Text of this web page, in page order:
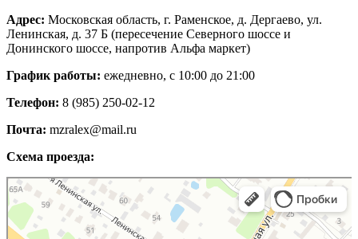
Адрес: Московская область, г. Раменское, д. Дергаево, ул.
Ленинская, д. 37 Б (пересечение Северного шоссе и
Донинского шоссе, напротив Альфа маркет)
График работы: ежедневно, с 10:00 до 21:00
Телефон: 8 (985) 250-02-12
Почта: mzralex@mail.ru
Схема проезда:
Яндекс Карты
Яндекс Карты — транспорт, навигация, поиск мест